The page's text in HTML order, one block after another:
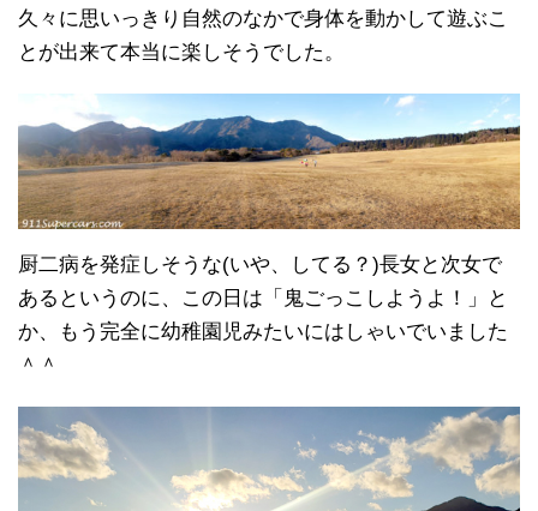
久々に思いっきり自然のなかで身体を動かして遊ぶこ
とが出来て本当に楽しそうでした。
厨二病を発症しそうな(いや、してる？)長女と次女で
あるというのに、この日は「鬼ごっこしようよ！」と
か、もう完全に幼稚園児みたいにはしゃいでいました
＾＾